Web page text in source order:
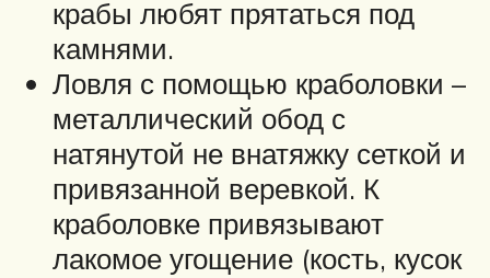
крабы любят прятаться под
камнями.
Ловля с помощью краболовки –
металлический обод с
натянутой не внатяжку сеткой и
привязанной веревкой. К
краболовке привязывают
лакомое угощение (кость, кусок